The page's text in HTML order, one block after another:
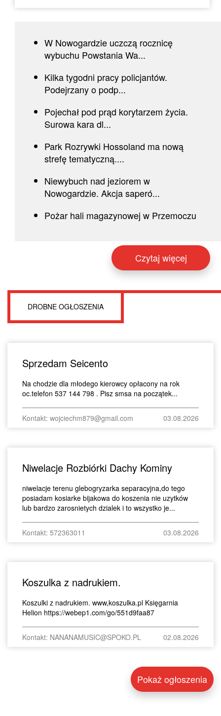
W Nowogardzie uczczą rocznicę
wybuchu Powstania Wa...
Kilka tygodni pracy policjantów.
Podejrzany o podp...
Pojechał pod prąd korytarzem życia.
Surowa kara dl...
Park Rozrywki Hossoland ma nową
strefę tematyczną....
Niewybuch nad jeziorem w
Nowogardzie. Akcja saperó...
Pożar hali magazynowej w Przemoczu
Czytaj więcej
DROBNE OGŁOSZENIA
Sprzedam Seicento
Na chodzie dla młodego kierowcy opłacony na rok
oc.telefon 537 144 798 . Pisz smsa na początek...
Kontakt: wojciechm879@gmail.com 03.08.2026
Niwelacje Rozbiórki Dachy Kominy
niwelacje terenu glebogryzarka separacyjna,do tego
posiadam kosiarke bijakowa do koszenia nie uzytków
lub bardzo zarosnietych dzialek i to wszystko je...
Kontakt: 572363011 03.08.2026
Koszulka z nadrukiem.
Koszulki z nadrukiem. www,koszulka.pl Księgarnia
Helion https://webep1.com/go/551d9faa87
Kontakt: NANANAMUSIC@SPOKO.PL 02.08.2026
Pokaż ogłoszenia